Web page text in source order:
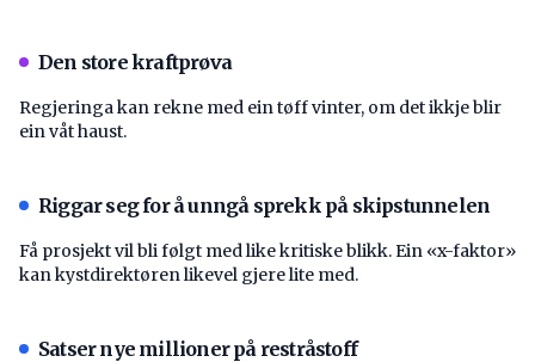
Den store kraftprøva
Regjeringa kan rekne med ein tøff vinter, om det ikkje blir
ein våt haust.
Riggar seg for å unngå sprekk på skipstunnelen
Få prosjekt vil bli følgt med like kritiske blikk. Ein «x-faktor»
kan kystdirektøren likevel gjere lite med.
Satser nye millioner på restråstoff